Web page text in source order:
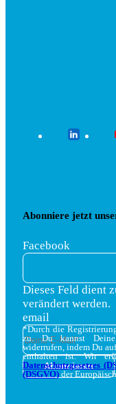
Abonniere jetzt
Facebook
Dieses Feld dient
verändert werden.
email
*Durch die
zu. Du kannst
widerrufen, indem Du
enthalten ist. Wir
Datenschutzgesetzes
(DSGVO) der